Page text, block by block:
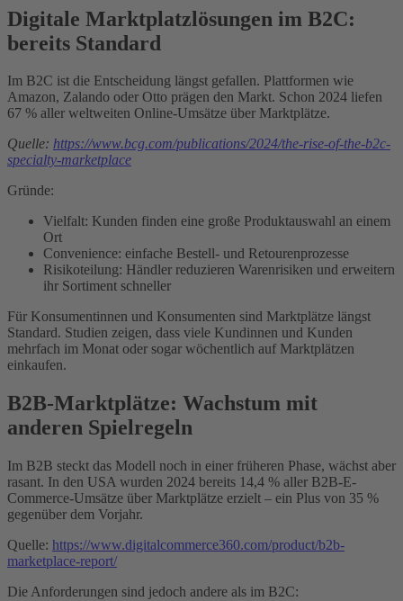
Digitale Marktplatzlösungen im B2C:
bereits Standard
Im B2C ist die Entscheidung längst gefallen. Plattformen wie
Amazon, Zalando oder Otto prägen den Markt. Schon 2024 liefen
67 % aller weltweiten Online-Umsätze über Marktplätze.
Quelle: https://www.bcg.com/publications/2024/the-rise-of-the-b2c-
specialty-marketplace
Gründe:
Vielfalt: Kunden finden eine große Produktauswahl an einem
Ort
Convenience: einfache Bestell- und Retourenprozesse
Risikoteilung: Händler reduzieren Warenrisiken und erweitern
ihr Sortiment schneller
Für Konsumentinnen und Konsumenten sind Marktplätze längst
Standard. Studien zeigen, dass viele Kundinnen und Kunden
mehrfach im Monat oder sogar wöchentlich auf Marktplätzen
einkaufen.
B2B-Marktplätze: Wachstum mit
anderen Spielregeln
Im B2B steckt das Modell noch in einer früheren Phase, wächst aber
rasant. In den USA wurden 2024 bereits 14,4 % aller B2B-E-
Commerce-Umsätze über Marktplätze erzielt – ein Plus von 35 %
gegenüber dem Vorjahr.
Quelle: https://www.digitalcommerce360.com/product/b2b-
marketplace-report/
Die Anforderungen sind jedoch andere als im B2C: